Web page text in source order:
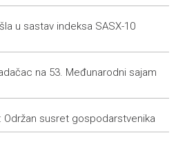
8. 2026. godine (subota)
more than 40 hectares in Grude,
on the ground
Beograd, sutra sastanak s
u sastav indeksa SASX-10
na 53. Međunarodni sajam
Održan susret gospodarstvenika